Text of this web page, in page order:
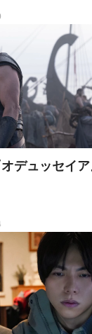
オデュッセイ